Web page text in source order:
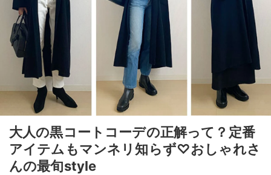
大人の黒コートコーデの正解って？定番
アイテムもマンネリ知らず♡おしゃれさ
んの最旬style